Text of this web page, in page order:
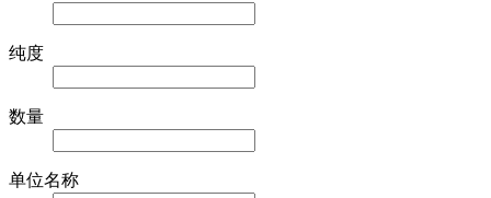
纯度
数量
单位名称